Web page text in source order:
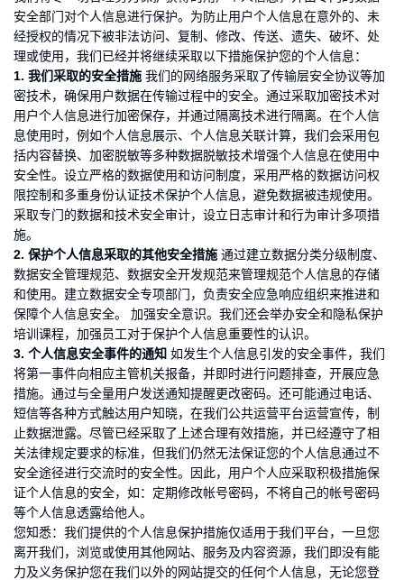
安全部门对个人信息进行保护。为防止用户个人信息在意外的、未
经授权的情况下被非法访问、复制、修改、传送、遗失、破坏、处
理或使用，我们已经并将继续采取以下措施保护您的个人信息：
1. 我们采取的安全措施 我们的网络服务采取了传输层安全协议等加
密技术，确保用户数据在传输过程中的安全。通过采取加密技术对
用户个人信息进行加密保存，并通过隔离技术进行隔离。在个人信
息使用时，例如个人信息展示、个人信息关联计算，我们会采用包
括内容替换、加密脱敏等多种数据脱敏技术增强个人信息在使用中
安全性。设立严格的数据使用和访问制度，采用严格的数据访问权
限控制和多重身份认证技术保护个人信息，避免数据被违规使用。
采取专门的数据和技术安全审计，设立日志审计和行为审计多项措
施。
2. 保护个人信息采取的其他安全措施 通过建立数据分类分级制度、
数据安全管理规范、数据安全开发规范来管理规范个人信息的存储
和使用。建立数据安全专项部门，负责安全应急响应组织来推进和
保障个人信息安全。 加强安全意识。我们还会举办安全和隐私保护
培训课程，加强员工对于保护个人信息重要性的认识。
3. 个人信息安全事件的通知 如发生个人信息引发的安全事件，我们
将第一事件向相应主管机关报备，并即时进行问题排查，开展应急
措施。通过与全量用户发送通知提醒更改密码。还可能通过电话、
短信等各种方式触达用户知晓，在我们公共运营平台运营宣传，制
止数据泄露。尽管已经采取了上述合理有效措施，并已经遵守了相
关法律规定要求的标准，但我们仍然无法保证您的个人信息通过不
安全途径进行交流时的安全性。因此，用户个人应采取积极措施保
证个人信息的安全，如：定期修改帐号密码，不将自己的帐号密码
等个人信息透露给他人。
您知悉：我们提供的个人信息保护措施仅适用于我们平台，一旦您
离开我们，浏览或使用其他网站、服务及内容资源，我们即没有能
力及义务保护您在我们以外的网站提交的任何个人信息，无论您登